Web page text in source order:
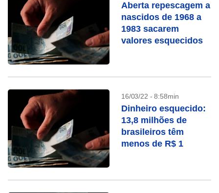
Aberta repescagem a
nascidos de 1968 a
1983 sacarem
valores esquecidos
16/03/22 - 8:58min
Dinheiro esquecido:
13,8 milhões de
brasileiros têm
menos de R$ 1